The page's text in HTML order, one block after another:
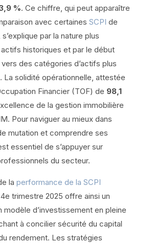
%. Ce chiffre, qui peut apparaître
avec certaines SCPI de
par la nature plus
historiques et par le début
vers des catégories d’actifs plus
La solidité opérationnelle, attestée
Financier (TOF) de 98,1
de la gestion immobilière
Pour naviguer au mieux dans
mutation et comprendre ses
essentiel de s’appuyer sur
du secteur.
la performance de la SCPI
trimestre 2025 offre ainsi un
modèle d’investissement en pleine
à concilier sécurité du capital
rendement. Les stratégies